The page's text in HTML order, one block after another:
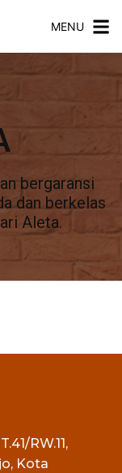
MENU
bergaransi
dan berkelas
Aleta.
RW.11,
Kota